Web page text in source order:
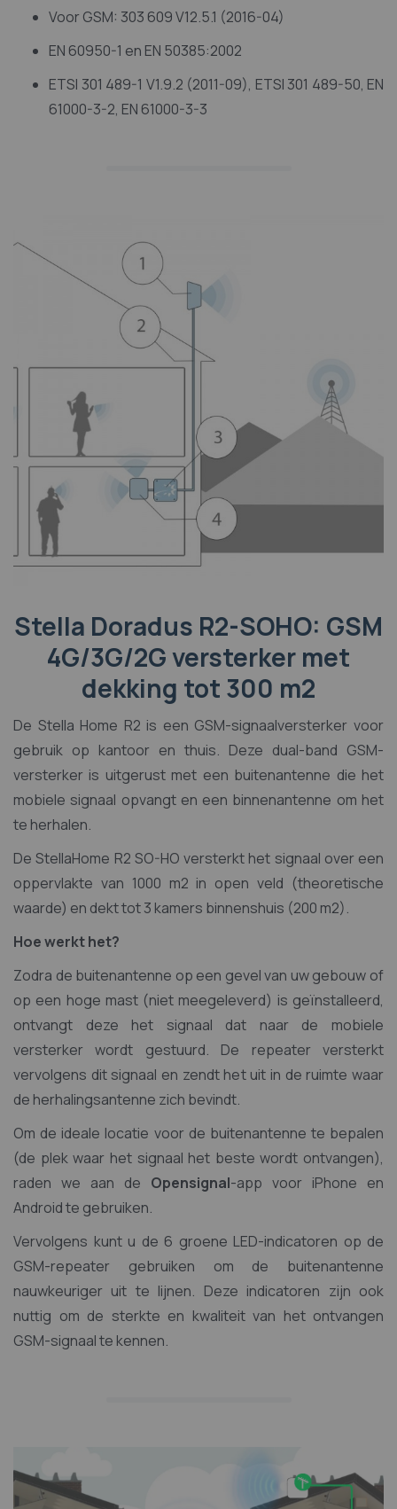
Voor GSM: 303 609 V12.5.1 (2016-04)
EN 60950-1 en EN 50385:2002
ETSI 301 489-1 V1.9.2 (2011-09), ETSI 301 489-50, EN
61000-3-2, EN 61000-3-3
Stella Doradus R2-SOHO: GSM
4G/3G/2G versterker met
dekking tot 300 m2
De Stella Home R2 is een GSM-signaalversterker voor
gebruik op kantoor en thuis. Deze dual-band GSM-
versterker is uitgerust met een buitenantenne die het
mobiele signaal opvangt en een binnenantenne om het
te herhalen.
De StellaHome R2 SO-HO versterkt het signaal over een
oppervlakte van 1000 m2 in open veld (theoretische
waarde) en dekt tot 3 kamers binnenshuis (200 m2).
Hoe werkt het?
Zodra de buitenantenne op een gevel van uw gebouw of
op een hoge mast (niet meegeleverd) is geïnstalleerd,
ontvangt deze het signaal dat naar de mobiele
versterker wordt gestuurd. De repeater versterkt
vervolgens dit signaal en zendt het uit in de ruimte waar
de herhalingsantenne zich bevindt.
Om de ideale locatie voor de buitenantenne te bepalen
(de plek waar het signaal het beste wordt ontvangen),
raden we aan de Opensignal-app voor iPhone en
Android te gebruiken.
Vervolgens kunt u de 6 groene LED-indicatoren op de
GSM-repeater gebruiken om de buitenantenne
nauwkeuriger uit te lijnen. Deze indicatoren zijn ook
nuttig om de sterkte en kwaliteit van het ontvangen
GSM-signaal te kennen.